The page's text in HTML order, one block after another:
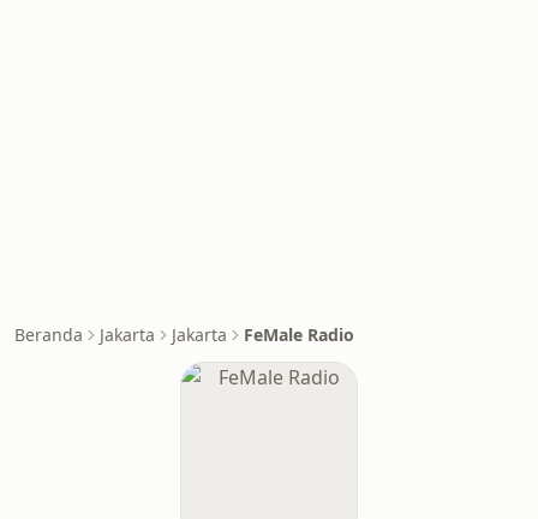
Beranda Jakarta Jakarta FeMale Radio